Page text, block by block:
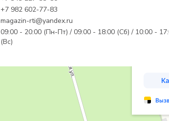
+7 982 602-77-83
magazin-rti@yandex.ru
09:00 - 20:00 (Пн-Пт) / 09:00 - 18:00 (Сб) / 10:00 -
(Вс)